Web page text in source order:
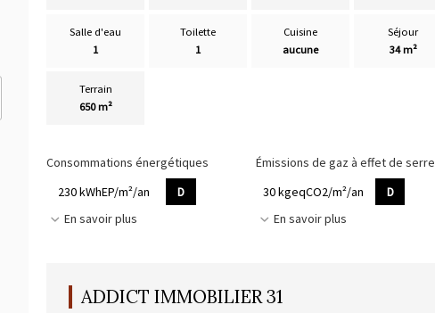
Salle d'eau
1
Toilette
1
Cuisine
aucune
Séjour
34 m²
Terrain
650 m²
Consommations énergétiques
230 kWhEP/m²/an
D
En savoir plus
Émissions de gaz à effet de serre
30 kgeqCO2/m²/an
D
En savoir plus
ADDICT IMMOBILIER 31